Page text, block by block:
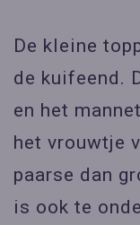
De kleine
de kuifeend.
en het
het vrouwtje
paarse dan
is ook te